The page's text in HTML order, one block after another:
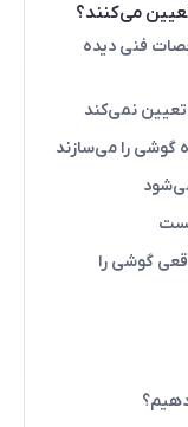
می‌کنند؟
فنی دیده
تعیین نمی‌کند
گوشی را می‌سازند
گوشی را